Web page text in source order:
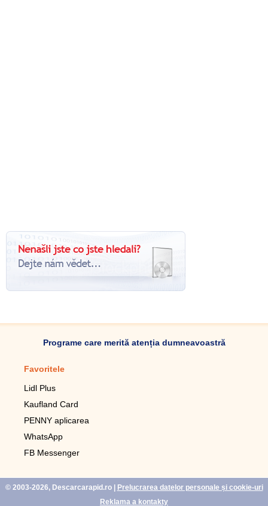
Programe care merită atenția dumneavoastră
Favoritele
Lidl Plus
Kaufland Card
PENNY aplicarea
WhatsApp
FB Messenger
© 2003-2026, Descarcarapid.ro|
Prelucrarea datelor personale și cookie-uri
Reklama a kontakty